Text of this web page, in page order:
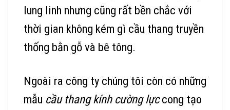
lung linh nhưng cũng rất bền chắc với
thời gian không kém gì cầu thang truyền
thống bằn gỗ và bê tông.
Ngoài ra công ty chúng tôi còn có những
mẫu cầu thang kính cường lựccong tạo